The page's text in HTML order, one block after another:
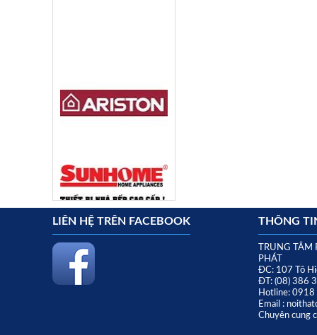
LIÊN HỆ TRÊN FACEBOOK THÔNG
TRUNG
PHÁT
ĐC: 107 Tô
ĐT: (08) 386
Hotline:
Email :
Chuyên cung